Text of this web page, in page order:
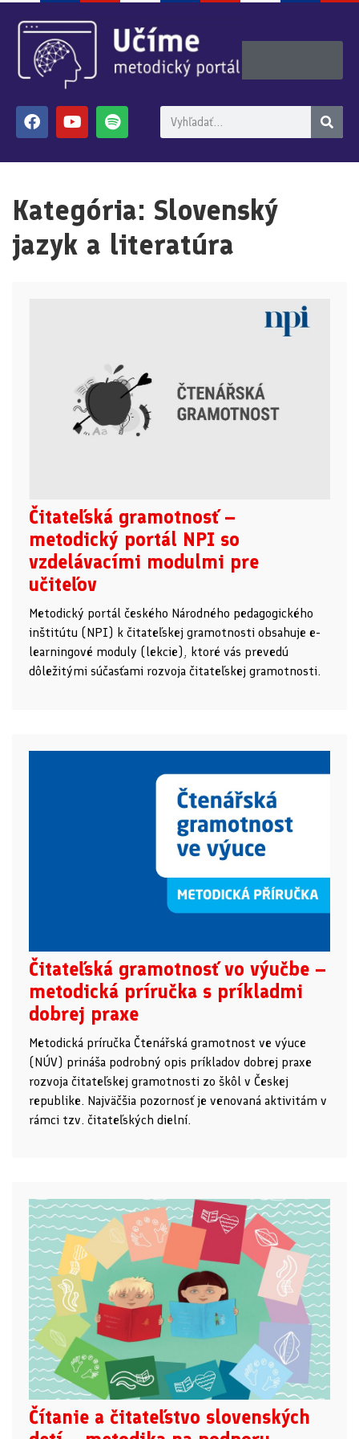
Kategória: Slovenský
jazyk a literatúra
Čitateľská gramotnosť –
metodický portál NPI so
vzdelávacími modulmi pre
učiteľov
Metodický portál českého Národného pedagogického
inštitútu (NPI) k čitateľskej gramotnosti obsahuje e-
learningové moduly (lekcie), ktoré vás prevedú
dôležitými súčasťami rozvoja čitateľskej gramotnosti.
Čitateľská gramotnosť vo výučbe –
metodická príručka s príkladmi
dobrej praxe
Metodická príručka Čtenářská gramotnost ve výuce
(NÚV) prináša podrobný opis príkladov dobrej praxe
rozvoja čitateľskej gramotnosti zo škôl v Českej
republike. Najväčšia pozornosť je venovaná aktivitám v
rámci tzv. čitateľských dielní.
Čítanie a čitateľstvo slovenských